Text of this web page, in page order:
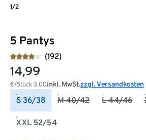
5 Pantys
(192)
14,99
€/Stück 3,00inkl. MwSt.zzgl. Versandkosten
S 36/38 M 40/42 L 44/46
XXL 52/54
1/2